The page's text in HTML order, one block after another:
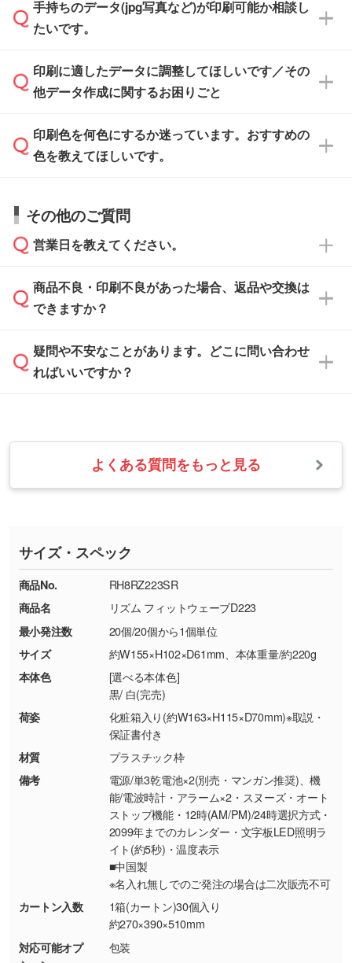
タを1点作成いたします。
積・ご注文フォームにアップロードしてご入稿
ください。
ご入稿後は経験豊富なスタッフがデータに不備
がないかチェックし、お客様と確認してから印
刷に進みますので、ご安心ください。
一部商品は入稿用テンプレートのご用意があり
ます。各商品ページの『印刷方法・テンプレー
入稿用のテンプレートはPDF形式ですが、
IllustratorやPhotoshopで開いてご利用いただけ
方」をご確認ください。
手持ちのデータ(jpg写真など)が印刷可能か相談し
たいです。
印刷に適したデータ・解像度かどうか、担当ス
タッフが事前に確認いたします。
ムへ添付いただくか、担当スタッフ宛にメール
でお送りください。
い合わせください。
なお、印刷用データの作り方に関する詳細は、
印刷に適したデータに調整してほしいです／その
他データ作成に関するお困りごと
データ作成でお困りの際には、担当スタッフが
サポートいたしますのでお気軽にご相談くださ
から添付してお送りください。
しい
解像度の低い画像や、手書きのイラスト、写真
などを、印刷に適したベクターデータに変換し
・フルカラーデータを1色に変換してほしい
・1色印刷でグラデーションや濃淡を表現した
い
す。→詳しく見る
・コーポレートカラーを使って印刷したい／印
刷色にこだわりがある
DIC・PANTONEなどのカラーチップの指定や、
現物支給による色指定も承っております。→詳
しく見る
・背景がある画像からキャラクター部分だけを
使いたいです
シンプルな背景のデータや、使いたいキャラク
り抜き処理が可能です。→詳しく見る
・持っているデータの背景が足りない／塗り足
しの作り方が分からない
印刷したいデータが印刷範囲よりも小さい場
合、シンプルな色・柄の背景であれば拡張が可
能です。→
詳しく見る
・デザインにQRコードを入れたい／QRコード
印刷色を何色にするか迷っています。おすすめの
色を教えてほしいです。
お見積・ご注文・
相談いただきますと、担当スタッフがお客様の
ご希望や商品の本体色を確認し、印刷色をご提
本体色がブラック、ネイビーなど濃色の場合は
白色か淡い色の印刷色をおすすめしておりま
本体色がナチュラルなど淡色の場合、印刷をく
っきりと目立たせたいときは濃い印刷色が、柔
らかい雰囲気にしたいときは淡い印刷色が映え
また、お選びいただいた印刷色が本体色に合わ
ない場合や仕上がりに影響しそうな場合は、ス
その他のご質問
営業日を教えてください。
営業日は平日の10:00～18:00で、土日祝日はお
休みとなります。注文・見積・お問い合わせ
速やかに対応いたします。
商品不良・印刷不良があった場合、返品や交換は
できますか？
お手数をお掛けいたしますが、至急担当スタッ
フまでご連絡ください。商品の状況を確認し、
・お届け時に商品が損傷・故障している場合
・ご注文と異なる商品が届いた場合
・印刷不良があった場合
※詳しくは「商品の良品基準について
ください。
【返品・交換ができない場合】
・お客様の元で商品を加工された場合、または
商品が破損した場合
・商品到着後7日以上経過している場合
・お客様のご都合による返品・交換依頼(商
品・色・数量などの注文間違い等)
疑問や不安なことがあります。どこに問い合わせ
ればいいですか？
業日以内に担当スタッフよりメールにてご連絡
いたします。
お急ぎの場合はお電話でのご質問も受け付けて
TEL：0422-29-9911 営業時間10:00～
18:00(土日祝日除く)
お問い合わせフォームはこちら
よくある質問をもっと見る
サイズ・スペック
商品No.
RH8RZ223SR
商品名
リズム フィットウェーブD223
最小発注数
20個/20個から1個単位
サイズ
約W155×H102×D61mm、本体重量/約220g
本体色
[選べる本体色]
黒/ 白(完売)
荷姿
化粧箱入り(約W163×H115×D70mm)※取説・
保証書付き
材質
プラスチック枠
備考
電源/単3乾電池×2(別売・マンガン推奨)、機
能/電波時計・アラーム×2・スヌーズ・オート
ストップ機能・12時(AM/PM)/24時選択方式・
2099年までのカレンダー・文字板LED照明ラ
イト(約5秒)・温度表示
■中国製
※名入れ無しでのご発注の場合は二次販売不可
カートン入数
1箱(カートン)30個入り
約270×390×510mm
対応可能オプ
包装